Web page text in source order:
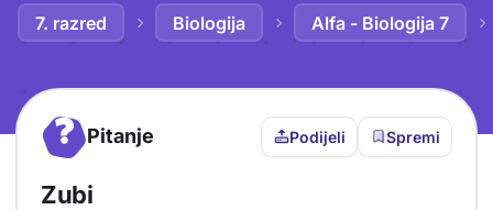
7. razred Biologija Alfa - Biologija 7
? Pitanje Podijeli Spremi
Zubi